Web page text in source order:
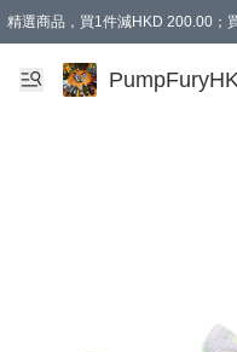
精選商品，買1件減HKD 200.00；
AAPE商品,會員專享9折或以上（
精選商品，任選買2件或以上減HKD
購物滿 HKD 800.00即享免運費優